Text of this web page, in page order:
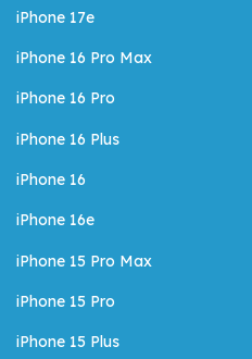
iPhone 17e
iPhone 16 Pro Max
iPhone 16 Pro
iPhone 16 Plus
iPhone 16
iPhone 16e
iPhone 15 Pro Max
iPhone 15 Pro
iPhone 15 Plus